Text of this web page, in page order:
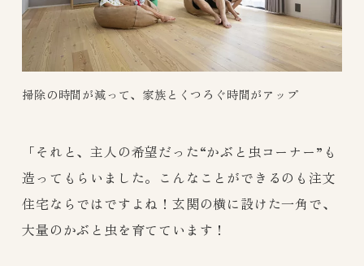
掃除の時間が減って、家族とくつろぐ時間がアップ
「それと、主人の希望だった“かぶと虫コーナー”も
造ってもらいました。こんなことができるのも注文
住宅ならではですよね！玄関の横に設けた一角で、
大量のかぶと虫を育てています！